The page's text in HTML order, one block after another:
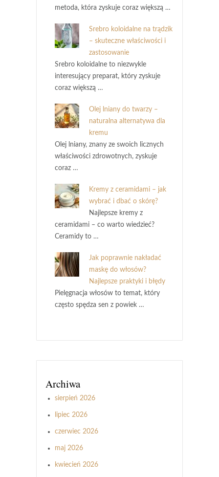
metoda, która zyskuje coraz większą …
Srebro koloidalne na trądzik
– skuteczne właściwości i
zastosowanie
Srebro koloidalne to niezwykle
interesujący preparat, który zyskuje
coraz większą …
Olej lniany do twarzy –
naturalna alternatywa dla
kremu
Olej lniany, znany ze swoich licznych
właściwości zdrowotnych, zyskuje
coraz …
Kremy z ceramidami – jak
wybrać i dbać o skórę?
Najlepsze kremy z
ceramidami – co warto wiedzieć?
Ceramidy to …
Jak poprawnie nakładać
maskę do włosów?
Najlepsze praktyki i błędy
Pielęgnacja włosów to temat, który
często spędza sen z powiek …
Archiwa
sierpień 2026
lipiec 2026
czerwiec 2026
maj 2026
kwiecień 2026